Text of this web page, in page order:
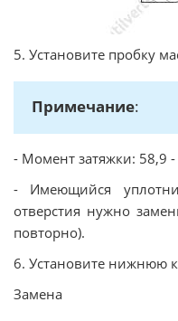
5. Установите пробку
Примечание:
- Момент затяжки: 58,9 -
- Имеющийся
отверстия нужно
повторно).
6. Установите нижнюю
Замена